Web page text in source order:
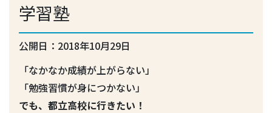
学習塾
公開日：2018年10月29日
「なかなか成績が上がらない」
「勉強習慣が身につかない」
でも、都立高校に行きたい！